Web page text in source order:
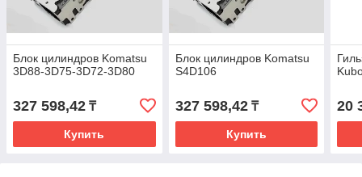
Блок цилиндров Komatsu
3D88-3D75-3D72-3D80
327 598,42 ₸
Купить
Блок цилиндров Komatsu
S4D106
327 598,42₸
Купить
20